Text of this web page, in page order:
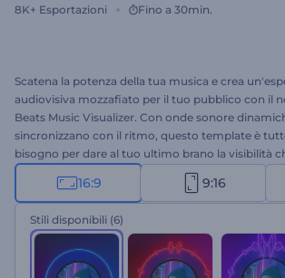
8K+ Esportazioni Fino a 30min.
Scatena la potenza della tua musica e crea
audiovisiva mozzafiato per il tuo pubblico con il
Beats Music Visualizer. Con onde sonore
sincronizzano con il ritmo, questo template è
bisogno per dare al tuo ultimo brano la visibilità
Aggiungi il titolo della tua canzone e il nome
tua traccia audio e promuovi il tuovisualizzatore
alta qualità su diverse piattaforme musicali.
presentazioni di brani, lanci di album, promozioni
e altri progetti musicali. Crea ora!
16:9 9:16
Stili disponibili (6)